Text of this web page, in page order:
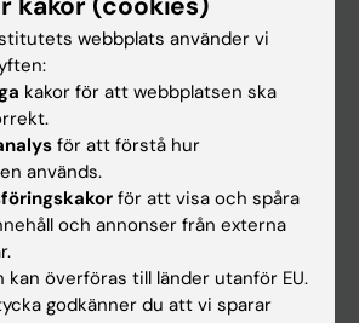
webbplats använder vi
kakor för att webbplatsen ska
för att förstå hur
används.
för att visa och spåra
och annonser från externa
överföras till länder utanför EU.
godkänner du att vi sparar